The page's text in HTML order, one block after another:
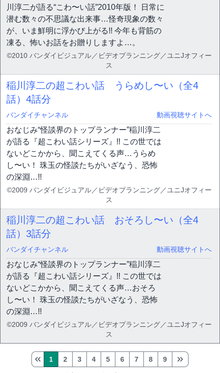
川淳二が語る“こわ〜い話”2010年版！ 日常に
潜む数々の不思議な出来事…怪奇現象の数々
が、いま鮮明に浮かび上がる!! 今年も背筋の
凍る、怖いお話をお贈りしますよ…。
©2010 バンダイビジュアル／ビデオプランニング／ユニJオフィー
ス
稲川淳二の超こわい話 うらめし〜い（全4
話） 4話分
バンダイチャンネル 動画視聴サイトへ
おなじみ“怪談界のトップランナー”稲川淳二
が語る『超こわい話シリーズ』!! この世では
ないどこかから、聞こえてくる声…うらめ
し〜い！ 珠玉の怪談たちがいざなう、恐怖
の深淵…!!
©2009 バンダイビジュアル／ビデオプランニング／ユニJオフィー
ス
稲川淳二の超こわい話 おそろし〜い（全4
話） 3話分
バンダイチャンネル 動画視聴サイトへ
おなじみ“怪談界のトップランナー”稲川淳二
が語る『超こわい話シリーズ』!! この世では
ないどこかから、聞こえてくる声…おそろ
し〜い！ 珠玉の怪談たちがいざなう、恐怖
の深淵…!!
©2009 バンダイビジュアル／ビデオプランニング／ユニJオフィー
ス
1 2 3 4 5 6 7 8 9